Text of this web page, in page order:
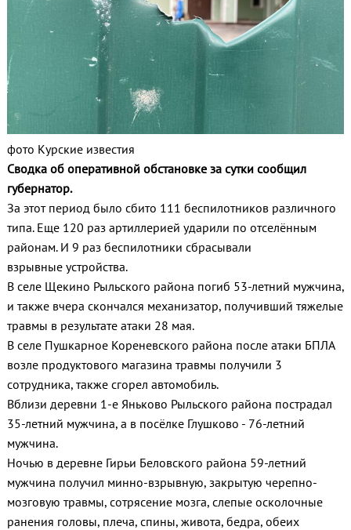
фото Курские известия
Сводка об оперативной обстановке за сутки сообщил
губернатор.
За этот период было сбито 111 беспилотников различного
типа. Еще 120 раз артиллерией ударили по отселённым
районам. И 9 раз беспилотники сбрасывали
взрывные устройства.
В селе Щекино Рыльского района погиб 53-летний мужчина,
и также вчера скончался механизатор, получивший тяжелые
травмы в результате атаки 28 мая.
В селе Пушкарное Кореневского района после атаки БПЛА
возле продуктового магазина травмы получили 3
сотрудника, также сгорел автомобиль.
Вблизи деревни 1-е Яньково Рыльского района пострадал
35-летний мужчина, а в посёлке Глушково - 76-летний
мужчина.
Ночью в деревне Гирьи Беловского района 59-летний
мужчина получил минно-взрывную, закрытую черепно-
мозговую травмы, сотрясение мозга, слепые осколочные
ранения головы, плеча, спины, живота, бедра, обеих